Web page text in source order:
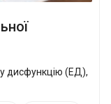
дисфункцію (ЕД),